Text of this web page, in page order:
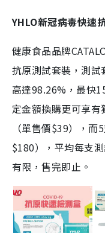
YHLO新冠病毒快速
健康食品品牌
抗原測試套裝，測
高達98.26%，最快
定金額換購更可享
（單售價$39），
$180），平均每支
有限，售完即止。